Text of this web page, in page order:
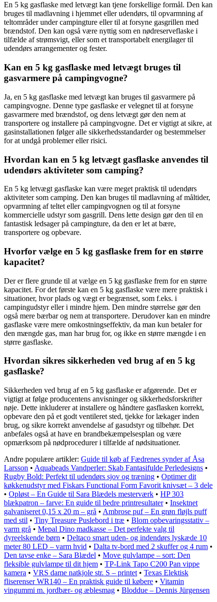
En 5 kg gasflaske med letvægt kan tjene forskellige formål. Den kan
bruges til madlavning i hjemmet eller udendørs, til opvarmning af
teltområder under campingture eller til at forsyne gasgrillen med
brændstof. Den kan også være nyttig som en nødreserveflaske i
tilfælde af strømsvigt, eller som et transportabelt energilager til
udendørs arrangementer og fester.
Kan en 5 kg gasflaske med letvægt bruges til
gasvarmere på campingvogne?
Ja, en 5 kg gasflaske med letvægt kan bruges til gasvarmere på
campingvogne. Denne type gasflaske er velegnet til at forsyne
gasvarmere med brændstof, og dens letvægt gør den nem at
transportere og installere på campingvogne. Det er vigtigt at sikre, at
gasinstallationen følger alle sikkerhedsstandarder og bestemmelser
for at undgå problemer eller risici.
Hvordan kan en 5 kg letvægt gasflaske anvendes til
udendørs aktiviteter som camping?
En 5 kg letvægt gasflaske kan være meget praktisk til udendørs
aktiviteter som camping. Den kan bruges til madlavning af måltider,
opvarmning af teltet eller campingvognen og til at forsyne
kommercielle udstyr som gasgrill. Dens lette design gør den til en
fantastisk ledsager på campingture, da den er let at bære,
transportere og opbevare.
Hvorfor vælge en 5 kg gasflaske frem for en større
kapacitet?
Der er flere grunde til at vælge en 5 kg gasflaske frem for en større
kapacitet. For det første kan en 5 kg gasflaske være mere praktisk i
situationer, hvor plads og vægt er begrænset, som f.eks. i
campingudstyr eller i mindre hjem. Den mindre størrelse gør den
også mere bærbar og nem at transportere. Derudover kan en mindre
gasflaske være mere omkostningseffektiv, da man kun betaler for
den mængde gas, man har brug for, og ikke en større mængde i en
større gasflaske.
Hvordan sikres sikkerheden ved brug af en 5 kg
gasflaske?
Sikkerheden ved brug af en 5 kg gasflaske er afgørende. Det er
vigtigt at følge producentens anvisninger og sikkerhedsforskrifter
nøje. Dette inkluderer at installere og håndtere gasflasken korrekt,
opbevare den på et godt ventileret sted, tjekke for lækager inden
brug, og sikre korrekt anvendelse af gasudstyr og tilbehør. Det
anbefales også at have en brandbekæmpelsesplan og være
opmærksom på nødprocedurer i tilfælde af nødsituationer.
Andre populære artikler: Guide til køb af Fædrenes synder af Åsa
Larsson • Aquabeads Vandperler: Skab Fantasifulde Perledesigns •
Rugby Bold: Perfekt til udendørs sjov og træning • Optimer dit
køkkenudstyr med Fiskars Functional Form Favorit knivsæt – 3 dele
• Opløst – En Guide til Sara Blædels mesterværk • HP 303
blækpatron – farve: En guide til bedre printresultater• Insektnet
galvaniseret 0,15 x 20 m – grå • Ambrose puf – En grøn fløjls puff
med stil • Tiny Treasure Puslebord i træ • Blom opbevaringsstativ –
varm grå • Mepal Dino madkasse – Det perfekte valg til
dyreelskende børn • Deltaco smart uden- og indendørs lyskæde 10
meter 80 LED – varm hvid • Dalta tv-bord med 2 skuffer og 4 rum •
Den tavse enke – Sara Blædel • Move gulvlampe – sort: Den
fleksible gulvlampe til dit hjem • TP-Link Tapo C200 Pan vippe
kamera • VRS dame natkjole str. S – printet • Texas Elektisk
fliserenser WR140 – En praktisk guide til købere • Vitamin
vingummi m. jordbær- og æblesmag • Bloddue – Dennis Jürgensen